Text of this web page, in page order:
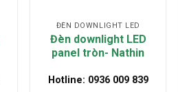
ĐÈN DOWNLIGHT LED
Đèn downlight LED
panel tròn- Nathin
Hotline: 0936 009 839